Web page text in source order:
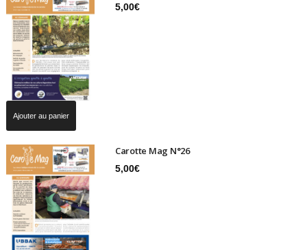
5,00€
Ajouter au panier
Carotte Mag N°26
5,00€